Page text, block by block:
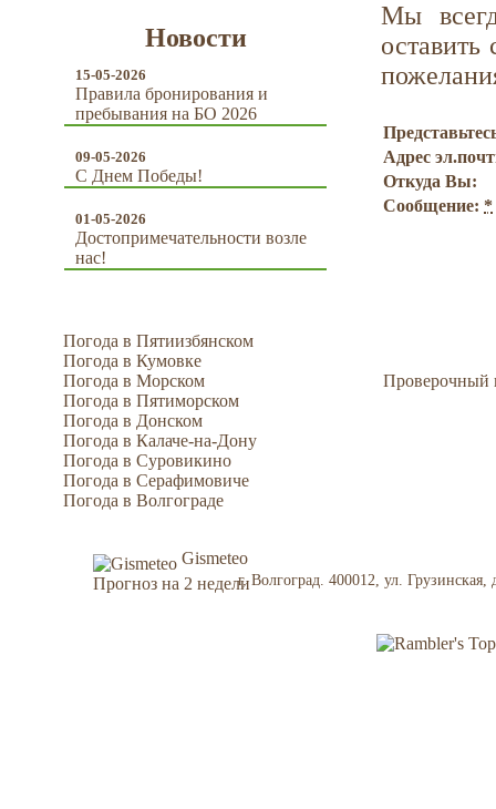
Новости
15-05-2026
Правила бронирования и
пребывания на БО 2026
09-05-2026
С Днем Победы!
01-05-2026
Достопримечательности возле
нас!
Погода в Пятиизбянском
Погода в Кумовке
Погода в Морском
Погода в Пятиморском
Погода в Донском
Погода в Калаче-на-Дону
Погода в Суровикино
Погода в Серафимовиче
Погода в Волгограде
Gismeteo
Прогноз на 2 недели
Мы
Адрес
Откуда Вы:
Сообщение: *
Проверочный
г. Волгоград. 400012, ул.